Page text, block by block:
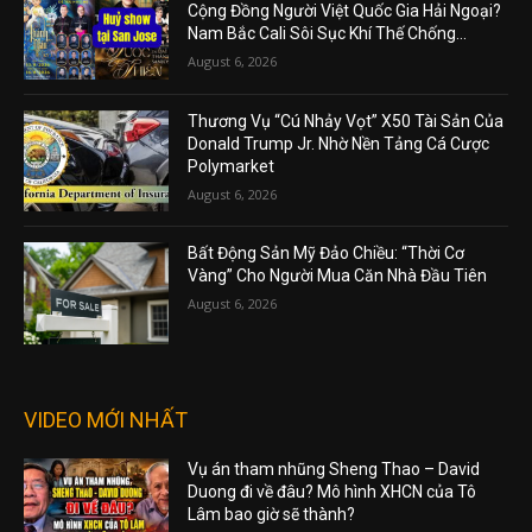
Cộng Đồng Người Việt Quốc Gia Hải Ngoại?
Nam Bắc Cali Sôi Sục Khí Thế Chống...
August 6, 2026
Thương Vụ “Cú Nhảy Vọt” X50 Tài Sản Của
Donald Trump Jr. Nhờ Nền Tảng Cá Cược
Polymarket
August 6, 2026
Bất Động Sản Mỹ Đảo Chiều: “Thời Cơ
Vàng” Cho Người Mua Căn Nhà Đầu Tiên
August 6, 2026
VIDEO MỚI NHẤT
Vụ án tham nhũng Sheng Thao – David
Duong đi về đâu? Mô hình XHCN của Tô
Lâm bao giờ sẽ thành?